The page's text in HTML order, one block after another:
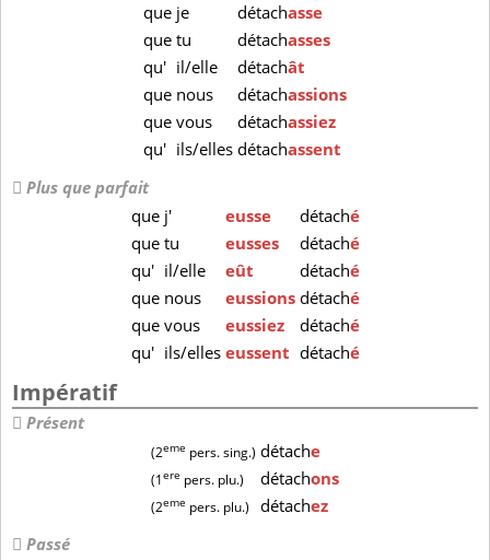
que je détachasse
quetu détachasses
qu' il/elle détachât
que nous détachassions
quevous détachassiez
qu' ils/ellesdétachassent
Plus que parfait
que j' eusse détaché
que tu eusses détaché
qu' il/elle eût détaché
que nous eussions détaché
que vous eussiez détaché
qu' ils/elles eussent détaché
Impératif
Présent
(2eme pers. sing.) détache
(1ere pers. plu.) détachons
(2eme pers. plu.) détachez
Passé